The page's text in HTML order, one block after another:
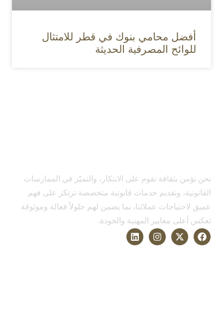
أفضل محامي بنوك في قطر للامتثال
للوائح المصرفية الحديثة
نحن نؤمن بثقافة تقوم على الابتكار، والتميّز في الممارسات
القانونية، وتقديم خدمات قانونية متخصصة ترتكز على فهم
عميق لاحتياجات عملائنا، بما يضمن لهم حلولاً فعالة وموثوقة
تعكس أعلى معايير المهنية والجودة.